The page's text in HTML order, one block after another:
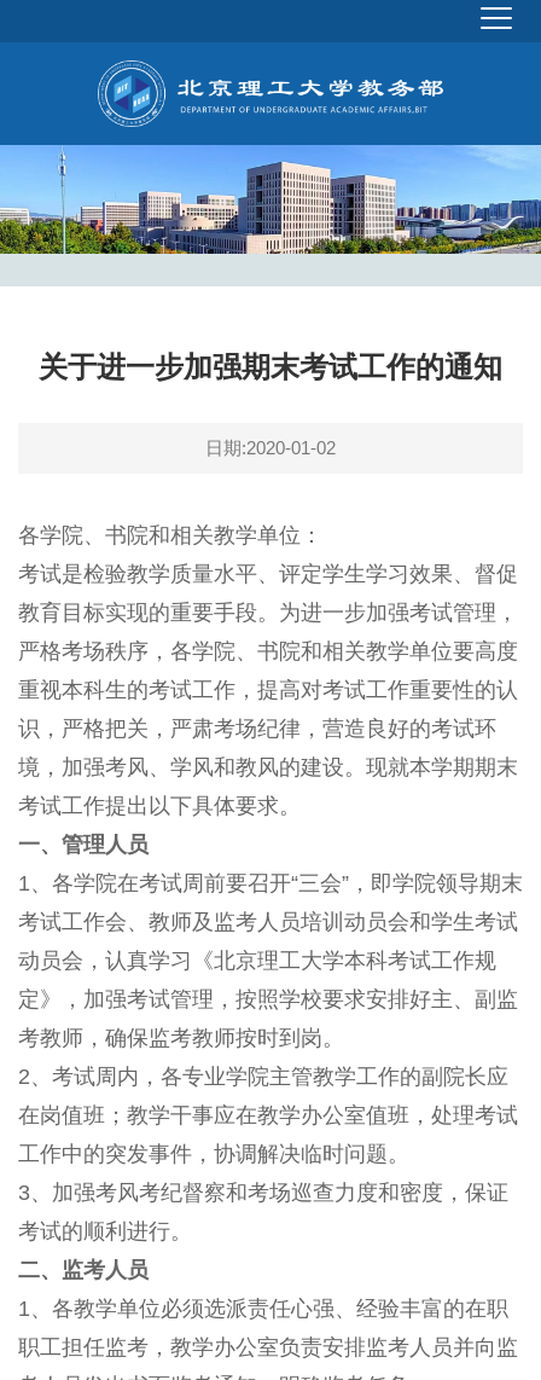
关于进一步加强期末考试工作的通知
日期:2020-01-02
各学院、书院和相关教学单位：
考试是检验教学质量水平、评定学生学习效果、督促
教育目标实现的重要手段。为进一步加强考试管理，
严格考场秩序，各学院、书院和相关教学单位要高度
重视本科生的考试工作，提高对考试工作重要性的认
识，严格把关，严肃考场纪律，营造良好的考试环
境，加强考风、学风和教风的建设。现就本学期期末
考试工作提出以下具体要求。
一、管理人员
1、各学院在考试周前要召开“三会”，即学院领导期末
考试工作会、教师及监考人员培训动员会和学生考试
动员会，认真学习《北京理工大学本科考试工作规
定》，加强考试管理，按照学校要求安排好主、副监
考教师，确保监考教师按时到岗。
2、考试周内，各专业学院主管教学工作的副院长应
在岗值班；教学干事应在教学办公室值班，处理考试
工作中的突发事件，协调解决临时问题。
3、加强考风考纪督察和考场巡查力度和密度，保证
考试的顺利进行。
二、监考人员
1、各教学单位必须选派责任心强、经验丰富的在职
职工担任监考，教学办公室负责安排监考人员并向监